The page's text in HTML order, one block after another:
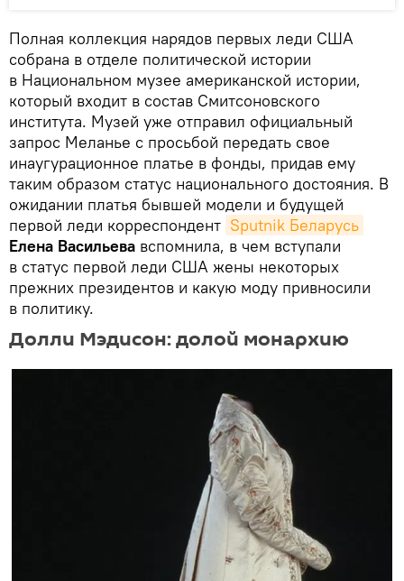
Полная коллекция нарядов первых леди США
собрана в отделе политической истории
в Национальном музее американской истории,
который входит в состав Смитсоновского
института. Музей уже отправил официальный
запрос Меланье с просьбой передать свое
инаугурационное платье в фонды, придав ему
таким образом статус национального достояния. В
ожидании платья бывшей модели и будущей
первой леди корреспондент Sputnik Беларусь
Елена Васильева вспомнила, в чем вступали
в статус первой леди США жены некоторых
прежних президентов и какую моду привносили
в политику.
Долли Мэдисон: долой монархию